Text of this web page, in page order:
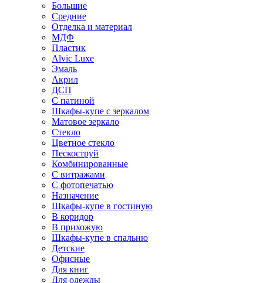
Большие
Средние
Отделка и материал
МДФ
Пластик
Alvic Luxe
Эмаль
Акрил
ДСП
С патиной
Шкафы-купе с зеркалом
Матовое зеркало
Стекло
Цветное стекло
Пескоструй
Комбинированные
С витражами
С фотопечатью
Назначение
Шкафы-купе в гостиную
В коридор
В прихожую
Шкафы-купе в спальню
Детские
Офисные
Для книг
Для одежды